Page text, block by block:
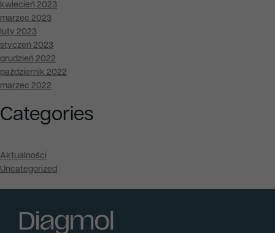
kwiecień 2023
marzec 2023
luty 2023
styczeń 2023
grudzień 2022
październik 2022
marzec 2022
Categories
Aktualności
Uncategorized